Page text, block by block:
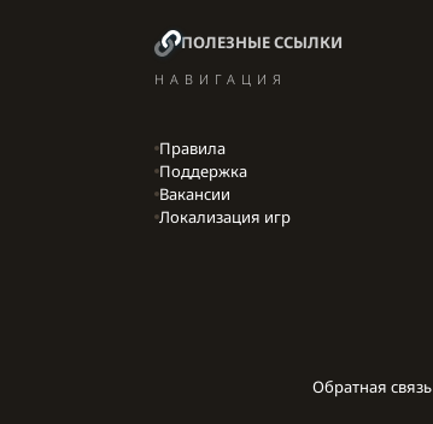
ПОЛЕЗНЫЕ ССЫЛКИ
НАВИГАЦИЯ
Правила
Поддержка
Вакансии
Локализация игр
Обратная связь